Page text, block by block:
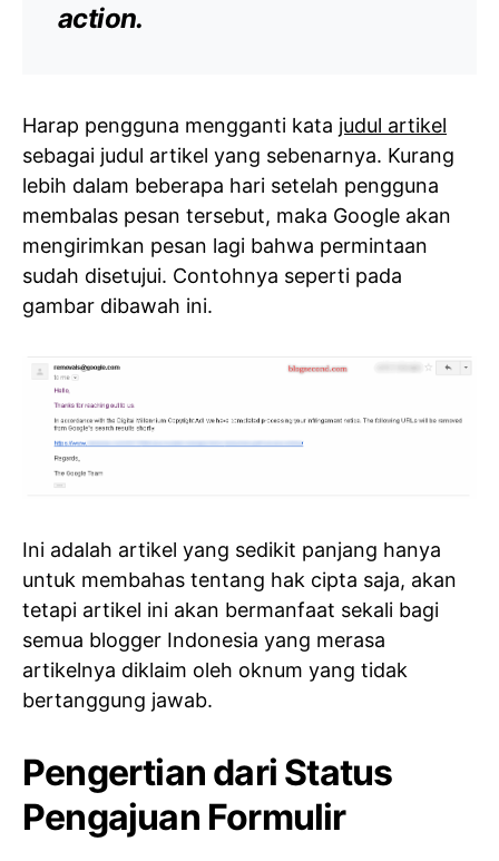
action.
Harap pengguna mengganti kata judul artikel
sebagai judul artikel yang sebenarnya. Kurang
lebih dalam beberapa hari setelah pengguna
membalas pesan tersebut, maka Google akan
mengirimkan pesan lagi bahwa permintaan
sudah disetujui. Contohnya seperti pada
gambar dibawah ini.
Ini adalah artikel yang sedikit panjang hanya
untuk membahas tentang hak cipta saja, akan
tetapi artikel ini akan bermanfaat sekali bagi
semua blogger Indonesia yang merasa
artikelnya diklaim oleh oknum yang tidak
bertanggung jawab.
Pengertian dari Status
Pengajuan Formulir